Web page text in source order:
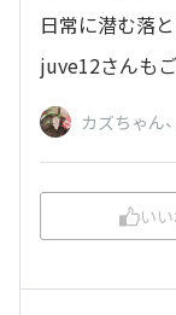
日常に潜む落
juve12さんも
カズちゃん、
い